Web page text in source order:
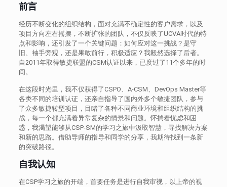
前言
经历不断变化的组织结构，面对充满不确定性的客户需求，以及
项目方向左右摇摆，不断扩张的团队，不仅反映了UCVA时代的特
点和影响，还引发了一个关键问题：如何应对这一挑战？是守
旧、袖手旁观，还是果敢前行，积极适应？我毅然选择了后者。
自2011年取得敏捷联盟的CSM认证以来，已度过了11个多年的时
间。
在这段时光里，我不仅获得了CSPO、A-CSM、DevOps Master等
各类不同的培训认证，还亲自指导了国内外多个敏捷团队，参与
了众多敏捷转型项目，目睹了各种不同商业环境和组织结构的挑
战，每一个都充满着异常复杂的情景和问题。怀揣着忧虑和困
惑，我渴望能够从CSP-SM的学习之旅中汲取智慧，寻找解决方案
和新的思路。借助导师的指导和同学的分享，我期待找到一条新
的突破路径。
自我认知
在CSP学习之旅的开端，首要任务是进行自我审视，以上帝的视